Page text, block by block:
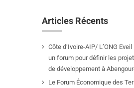
Articles Récents
Côte d’Ivoire-AIP/ L’ONG
un forum pour définir les
de développement à
Le Forum Économique des